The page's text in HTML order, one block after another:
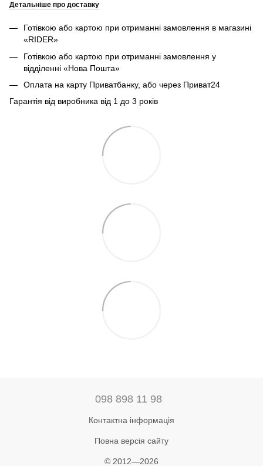
Детальніше про доставку
Готівкою або картою при отриманні замовлення в магазині
«RIDER»
Готівкою або картою при отриманні замовлення у
відділенні «Нова Пошта»
Оплата на карту Приватбанку, або через Приват24
Гарантія від виробника від 1 до 3 років
098 898 11 98
Контактна інформація
Повна версія сайту
© 2012—2026